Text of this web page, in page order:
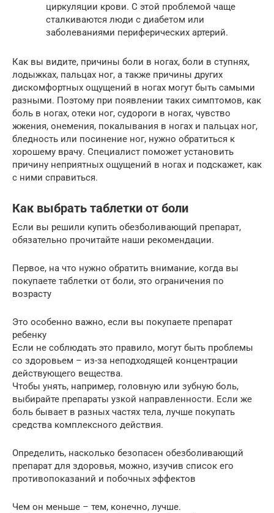
циркуляции крови. С этой проблемой чаще
сталкиваются люди с диабетом или
заболеваниями периферических артерий.
Как вы видите, причины боли в ногах, боли в ступнях,
лодыжках, пальцах ног, а также причины других
дискомфортных ощущений в ногах могут быть самыми
разными. Поэтому при появлении таких симптомов, как
боль в ногах, отеки ног, судороги в ногах, чувство
жжения, онемения, покалывания в ногах и пальцах ног,
бледность или посинение ног, нужно обратиться к
хорошему врачу. Специалист поможет установить
причину неприятных ощущений в ногах и подскажет, как
с ними справиться.
Как выбрать таблетки от боли
Если вы решили купить обезболивающий препарат,
обязательно прочитайте наши рекомендации.
Первое, на что нужно обратить внимание, когда вы
покупаете таблетки от боли, это ограничения по
возрасту
Это особенно важно, если вы покупаете препарат
ребенку
Если не соблюдать это правило, могут быть проблемы
со здоровьем – из-за неподходящей концентрации
действующего вещества.
Чтобы унять, например, головную или зубную боль,
выбирайте препараты узкой направленности. Если же
боль бывает в разных частях тела, лучше покупать
средства комплексного действия.
Определить, насколько безопасен обезболивающий
препарат для здоровья, можно, изучив список его
противопоказаний и побочных эффектов
Чем он меньше – тем, конечно, лучше.